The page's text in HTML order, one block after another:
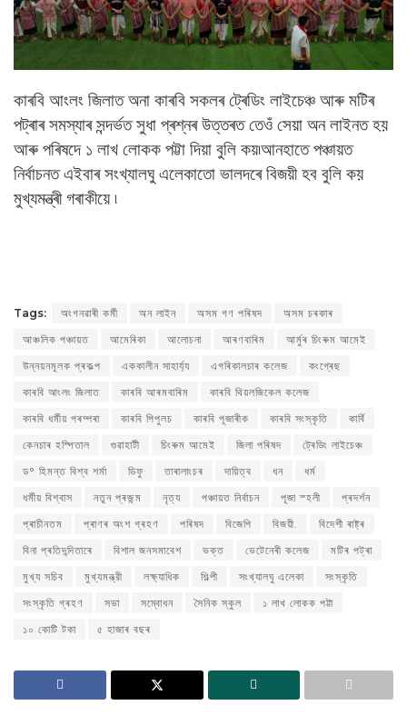
কাৰবি আংলং জিলাত অনা কাৰবি সকলৰ ট্ৰেডিং লাইচেঞ্চ আৰু মটিৰ
পট্ৰাৰ সমস্যাৰ সন্দৰ্ভত সুধা প্ৰশ্নৰ উত্তৰত তেওঁ সেয়া অন লাইনত হয়
আৰু পৰিষদে ১ লাখ লোকক পট্টা দিয়া বুলি কয়৷আনহাতে পঞ্চায়ত
নিৰ্বাচনত এইবাৰ সংখ্যালঘু এলেকাতো ভালদৰে বিজয়ী হব বুলি কয়
মুখ্যমন্ত্ৰী গৰাকীয়ে ৷
Tags: অংগনৱাৰী কৰ্মী অন লাইন অসম গণ পৰিষদ
অসম চৰকাৰ
আঞ্চলিক পঞ্চায়ত
আমেৰিকা আলোচনা আৰণবাৰিম
আৰ্মুৰ চিংৰুম আমেই
উন্নয়নমূলক প্ৰকল্প
এককালীন সাহাৰ্য্য এগৰিকালচাৰ কলেজ
কংগ্ৰেছ
কাৰবি আংলং জিলাত
কাৰবি আৰমবাৰিম
কাৰবি থিয়লজিকেল কলেজ
কাৰবি ধৰ্মীয় পৰম্পৰা
কাৰবি পিপুলচ কাৰবি পূজাৰীক কাৰবি সংস্কৃতি
কাৰ্বি
কেনচাৰ হস্পিতাল
গুৱাহাটী চিংৰুম আমেই জিলা পৰিষদ
ট্ৰেডিং লাইচেঞ্চ
ড° হিমন্ত বিশ্ব শৰ্মা
ডিফু তাৰালাংচৰ দায়িত্ব ধন
ধৰ্ম
ধৰ্মীয় বিশ্বাস
নতুন প্ৰজন্ম নৃত্য পঞ্চায়ত নিৰ্বাচন পূজা স্হলী
প্ৰদৰ্শন
প্ৰাচীনতম
প্ৰাণৰ অংশ গ্ৰহণ পৰিষদ বিজেপি বিজয়ী.
বিদেশী ৰাষ্ট্ৰ
বিনা প্ৰতিদন্দিতাৰে
বিশাল জনসমাবেশ ভক্ত ভেটেনেৰী কলেজ
মটিৰ পট্ৰা
মুখ্য সচিব
মুখ্যমন্ত্রী লক্ষ্যাধিক শিল্পী সংখ্যালঘু এলেকা
সংস্কৃতি
সংস্কৃতি গ্ৰহণ
সভা সম্বোধন সৈনিক স্কুল
১ লাখ লোকক পট্টা
১০ কোটি টকা
৫ হাজাৰ বছৰ